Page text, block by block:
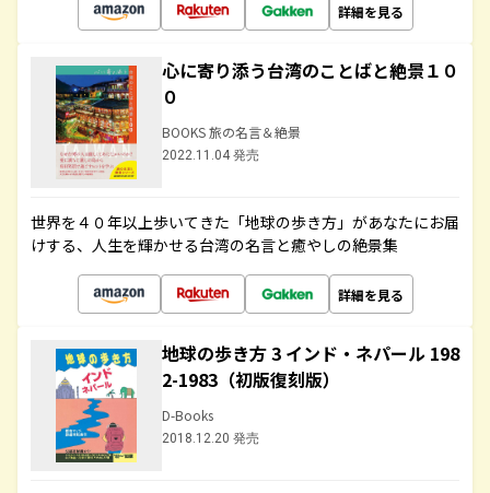
詳細を見る
心に寄り添う台湾のことばと絶景１０
０
BOOKS 旅の名言＆絶景
2022.11.04 発売
世界を４０年以上歩いてきた「地球の歩き方」があなたにお届
けする、人生を輝かせる台湾の名言と癒やしの絶景集
詳細を見る
地球の歩き方 3 インド・ネパール 198
2-1983（初版復刻版）
D-Books
2018.12.20 発売